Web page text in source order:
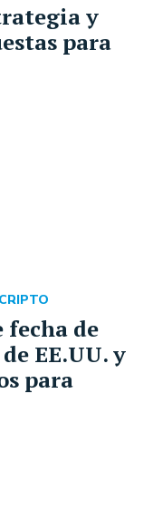
y
para
de
EE.UU. y
para